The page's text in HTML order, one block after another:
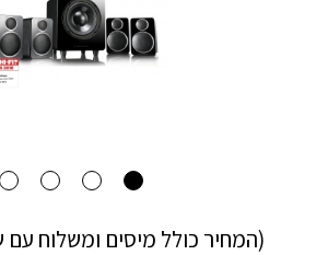
(המחיר כולל מיסים ומשלוח